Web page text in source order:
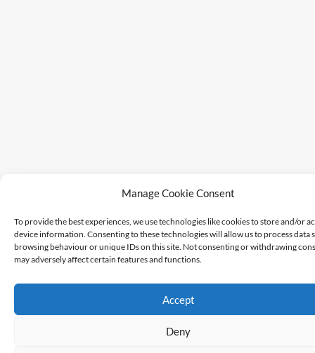
Manage Cookie Consent
To provide the best experiences, we use technologies like cookies to store and/or
device information. Consenting to these technologies will allow us to process data
browsing behaviour or unique IDs on this site. Not consenting or withdrawing
may adversely affect certain features and functions.
Accept
Deny